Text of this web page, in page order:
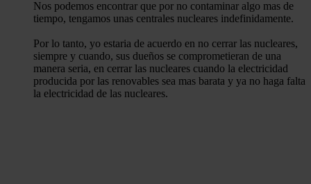
Nos podemos encontrar que por no contaminar algo mas de
tiempo, tengamos unas centrales nucleares indefinidamente.
Por lo tanto, yo estaria de acuerdo en no cerrar las nucleares,
siempre y cuando, sus dueños se comprometieran de una
manera seria, en cerrar las nucleares cuando la electricidad
producida por las renovables sea mas barata y ya no haga falta
la electricidad de las nucleares.